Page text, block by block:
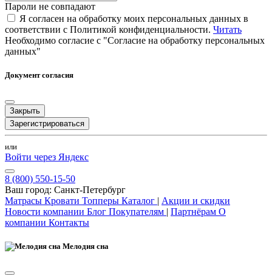
Пароли не совпадают
Я согласен на обработку моих персональных данных в
соответствии с Политикой конфиденциальности. Читать
Необходимо согласие с "Согласие на обработку персональных
данных"
Документ согласия
Закрыть
Зарегистрироваться
или
Войти через Яндекс
8 (800) 550-15-50
Ваш город: Санкт-Петербург
Матрасы Кровати Топперы Каталог | Акции и скидки
Новости компании Блог Покупателям | Партнёрам О
компании Контакты
Мелодия сна